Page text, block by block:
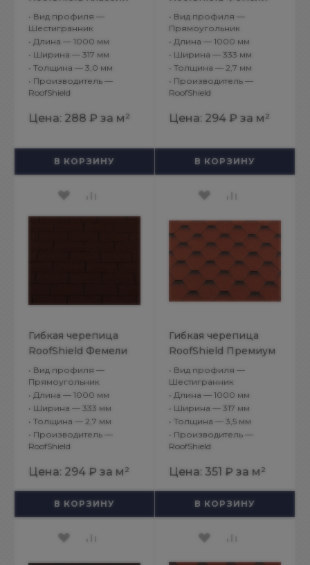
Стандарт Зеленый с
оттенением
• Вид профиля —
Шестигранник
• Длина — 1000 мм
• Ширина — 317 мм
• Толщина — 3,0 мм
• Производитель —
RoofShield
Цена: 288 ₽ за м²
В КОРЗИНУ
Лайт Американ
Антик
• Вид профиля —
Прямоугольник
• Длина — 1000 мм
• Ширина — 333 мм
• Толщина — 2,7 мм
• Производитель —
RoofShield
Цена: 294 ₽ за м²
В КОРЗИНУ
Гибкая черепица
RoofShield Фемели
Лайт Американ
Коричневый
• Вид профиля —
Прямоугольник
• Длина — 1000 мм
• Ширина — 333 мм
• Толщина — 2,7 мм
• Производитель —
RoofShield
Цена: 294 ₽ за м²
В КОРЗИНУ
Гибкая черепица
RoofShield Премиум
Стандарт Кирпично-
красный с
оттенением
• Вид профиля —
Шестигранник
• Длина — 1000 мм
• Ширина — 317 мм
• Толщина — 3,5 мм
• Производитель —
RoofShield
Цена: 351 ₽ за м²
В КОРЗИНУ